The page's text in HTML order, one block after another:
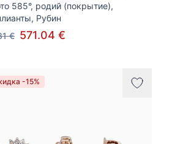
585°, родий (покрытие),
Рубин
€ 571.04 €
-15%